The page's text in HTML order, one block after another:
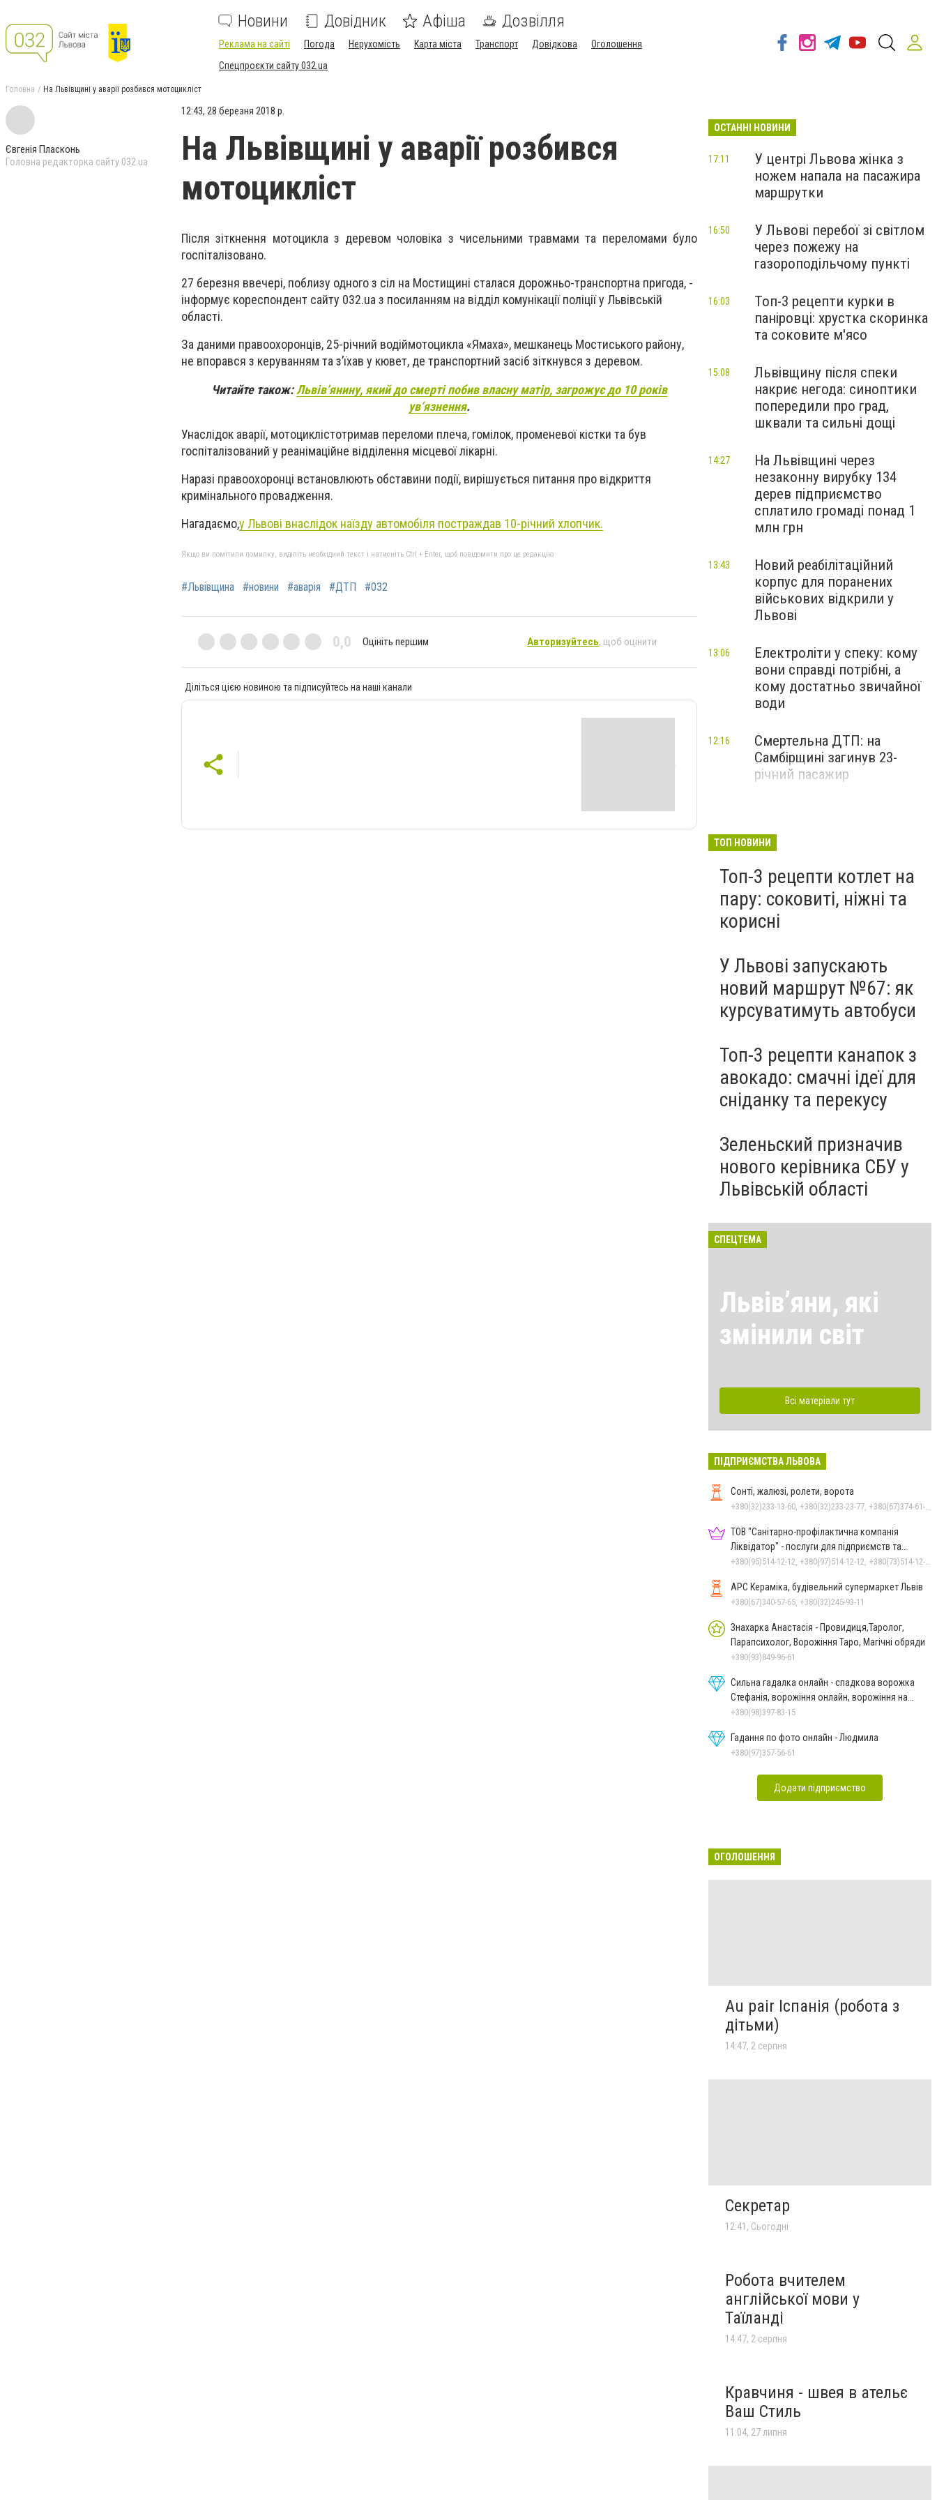
Новини Довідник Афіша Дозвілля
Реклама на сайті Погода Нерухомість Карта міста Транспорт Довідкова
Оголошення
Спецпроєкти сайту 032.ua
Головна На Львівщині у аварії розбився мотоцикліст
Євгенія Пласконь
Головна редакторка сайту 032.ua
12:43, 28 березня 2018 р.
На Львівщині у аварії розбився
мотоцикліст
Після зіткнення мотоцикла з деревом чоловіка з чисельними травмами та переломами було
госпіталізовано.
27 березня ввечері, поблизу одного з сіл на Мостищині сталася дорожньо-транспортна пригода, -
інформує кореспондент сайту 032.ua з посиланням на відділ комунікації поліції у Львівській
області.
За даними правоохоронців, 25-річний водіймотоцикла «Ямаха», мешканець Мостиського району,
не впорався з керуванням та з’їхав у кювет, де транспортний засіб зіткнувся з деревом.
Читайте також:Львів’янину, який до смерті побив власну матір, загрожує до 10 років
ув’язнення.
Унаслідок аварії, мотоциклістотримав переломи плеча, гомілок, променевої кістки та був
госпіталізований у реанімаційне відділення місцевої лікарні.
Наразі правоохоронці встановлюють обставини події, вирішується питання про відкриття
кримінального провадження.
Нагадаємо,у Львові внаслідок наїзду автомобіля постраждав 10-річний хлопчик.
Якщо ви помітили помилку, виділіть необхідний текст і натисніть Ctrl + Enter, щоб повідомити про це редакцію
#Львівщина #новини #аварія #ДТП #032
0,0 Оцініть першим Авторизуйтесь, щоб оцінити
Діліться цією новиною та підписуйтесь на наші канали
ОСТАННІ НОВИНИ
У центрі Львова жінка з
ножем напала на пасажира
маршрутки
17:11
У Львові перебої зі світлом
через пожежу на
газороподільчому пункті
16:50
Топ-3 рецепти курки в
паніровці: хрустка скоринка
та соковите м'ясо
16:03
Львівщину після спеки
накриє негода: синоптики
попередили про град,
шквали та сильні дощі
15:08
На Львівщині через
незаконну вирубку 134
дерев підприємство
сплатило громаді понад 1
млн грн
14:27
Новий реабілітаційний
корпус для поранених
військових відкрили у
Львові
13:43
Електроліти у спеку: кому
вони справді потрібні, а
кому достатньо звичайної
води
13:06
Смертельна ДТП: на
Самбірщині загинув 23-
річний пасажир
12:16
ТОП НОВИНИ
Топ-3 рецепти котлет на
пару: соковиті, ніжні та
корисні
У Львові запускають
новий маршрут №67: як
курсуватимуть автобуси
Топ-3 рецепти канапок з
авокадо: смачні ідеї для
сніданку та перекусу
Зеленьский призначив
нового керівника СБУ у
Львівській області
СПЕЦТЕМА
Львівʼяни, які
змінили світ
Всі матеріали тут
ПІДПРИЄМСТВА ЛЬВОВА
Сонті, жалюзі, ролети, ворота
ТОВ "Санітарно-профілактична компанія
Ліквідатор" - послуги для підприємств та
населення
АРС Кераміка, будівельний супермаркет Львів
+380(67)340-57-65, +380(32)245-93-11
Знахарка Анастасія - Провидиця,Таролог,
Парапсихолог, Ворожіння Таро, Магічні обряди
+380(93)849-96-61
Сильна гадалка онлайн - спадкова ворожка
Стефанія, ворожіння онлайн, ворожіння на
картах Таро
+380(98)397-83-15
Гадання по фото онлайн - Людмила
+380(97)357-56-61
Додати підприємство
ОГОЛОШЕННЯ
Au pair Іспанія (робота з
дітьми)
14:47, 2 серпня
Секретар
12:41, Сьогодні
Робота вчителем
англійської мови у
Таїланді
14:47, 2 серпня
Кравчиня - швея в ательє
Ваш Стиль
11:04, 27 липня